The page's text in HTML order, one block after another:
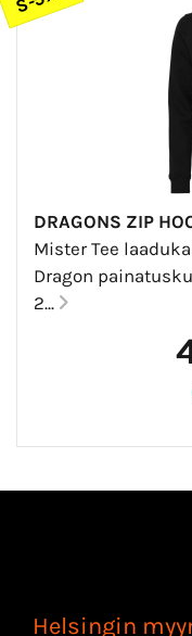
DRAGONS ZIP
Mister Tee
Dragon
2...
Helsingin